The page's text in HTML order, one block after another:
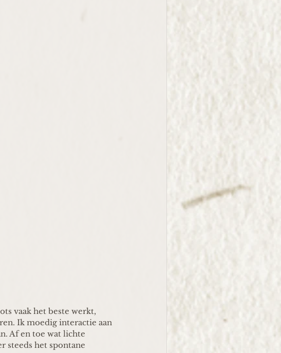
vaak het beste werkt,
Ik moedig interactie aan
Af en toe wat lichte
steeds het spontane